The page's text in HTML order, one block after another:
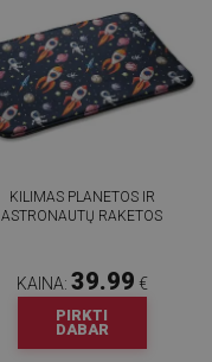
KILIMAS PLANETOS IR
ASTRONAUTŲ RAKETOS
KAINA: 39.99 €
PIRKTI
DABAR